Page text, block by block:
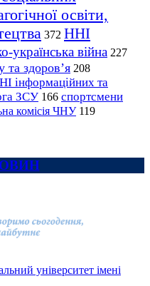
освіти,
372 ННІ
українська війна 227
та здоров’я 208
інформаційних та
ЗСУ 166 спортсмени
комісія ЧНУ 119
університет імені